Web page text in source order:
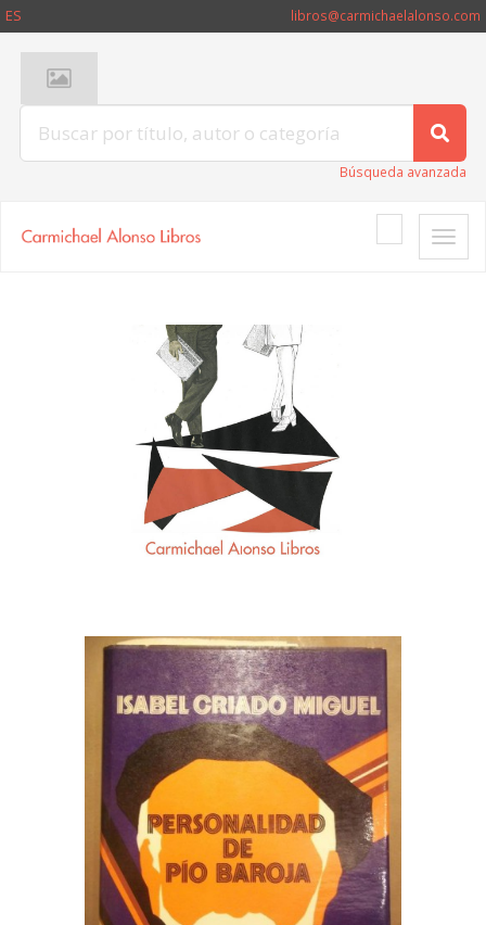
ES libros@carmichaelalonso.com
Búsqueda avanzada
Toggle